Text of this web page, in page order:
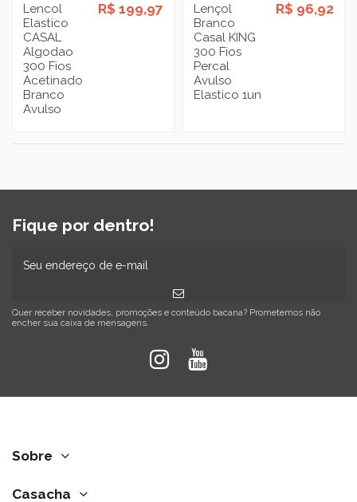
Lencol
Elastico
CASAL
Algodao
300 Fios
Acetinado
Branco
Avulso
R$ 199,97
Lençol
Branco
Casal KING
300 Fios
Percal
Avulso
Elastico 1un
R$ 96,92
Fique por dentro!
Quer receber novidades, promoções e conteúdo bacana? Prometemos não
encher sua caixa de mensagens.
Sobre
Casacha